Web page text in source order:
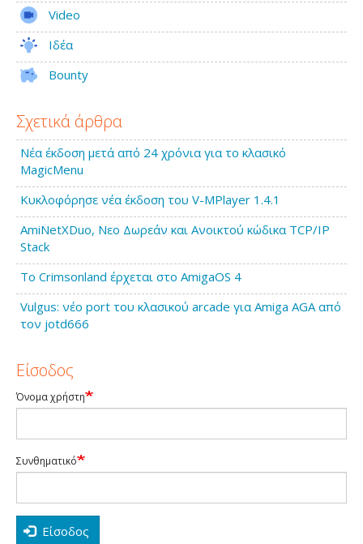
Video
Ιδέα
Bounty
Σχετικά άρθρα
Νέα έκδοση μετά από 24 χρόνια για το κλασικό
MagicMenu
Κυκλοφόρησε νέα έκδοση του V-MPlayer 1.4.1
AmiNetXDuo, Νεο Δωρεάν και Ανοικτού κώδικα TCP/IP
Stack
Το Crimsonland έρχεται στο AmigaOS 4
Vulgus: νέο port του κλασικού arcade για Amiga AGA από
τον jotd666
Είσοδος
Όνομα χρήστη
Συνθηματικό
Είσοδος